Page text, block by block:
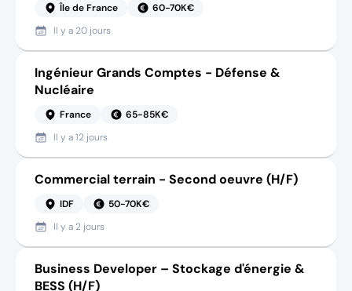
Île de France
60-70K€
Il y a 20 jours
Ingénieur Grands Comptes - Défense &
Nucléaire
France
65-85K€
Il y a12 jours
Commercial terrain - Second oeuvre (H/F)
IDF
50-70K€
Il y a 2 jours
Business Developer – Stockage d'énergie &
BESS (H/F)